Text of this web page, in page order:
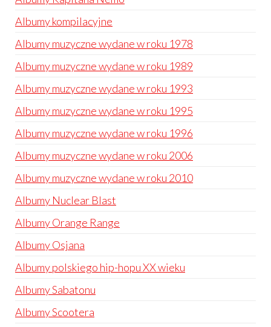
Albumy kompilacyjne
Albumy muzyczne wydane w roku 1978
Albumy muzyczne wydane w roku 1989
Albumy muzyczne wydane w roku 1993
Albumy muzyczne wydane w roku 1995
Albumy muzyczne wydane w roku 1996
Albumy muzyczne wydane w roku 2006
Albumy muzyczne wydane w roku 2010
Albumy Nuclear Blast
Albumy Orange Range
Albumy Osjana
Albumy polskiego hip-hopu XX wieku
Albumy Sabatonu
Albumy Scootera